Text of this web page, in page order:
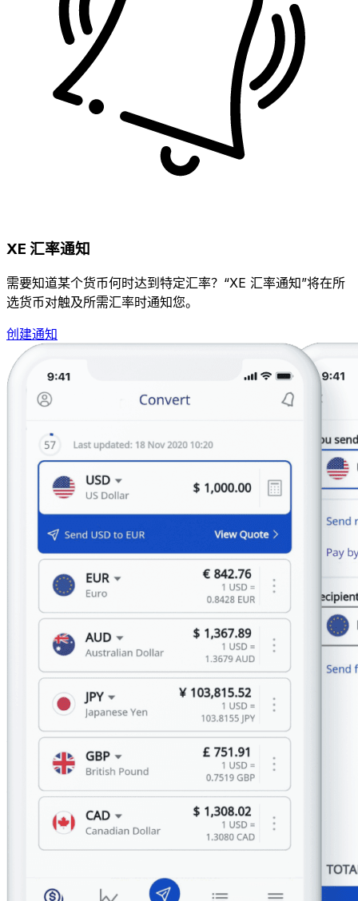
XE 汇率通知
需要知道某个货币何时达到特定汇率？“XE 汇率通知”将在所
选货币对触及所需汇率时通知您。
创建通知